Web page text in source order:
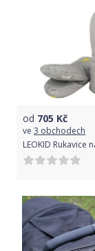
od 705 Kč
ve 3 obchodech